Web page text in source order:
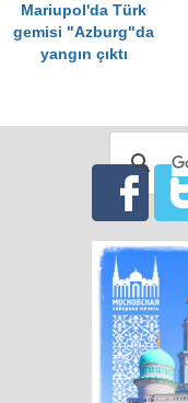
Mariupol'da Türk
gemisi "Azburg"da
yangın çıktı